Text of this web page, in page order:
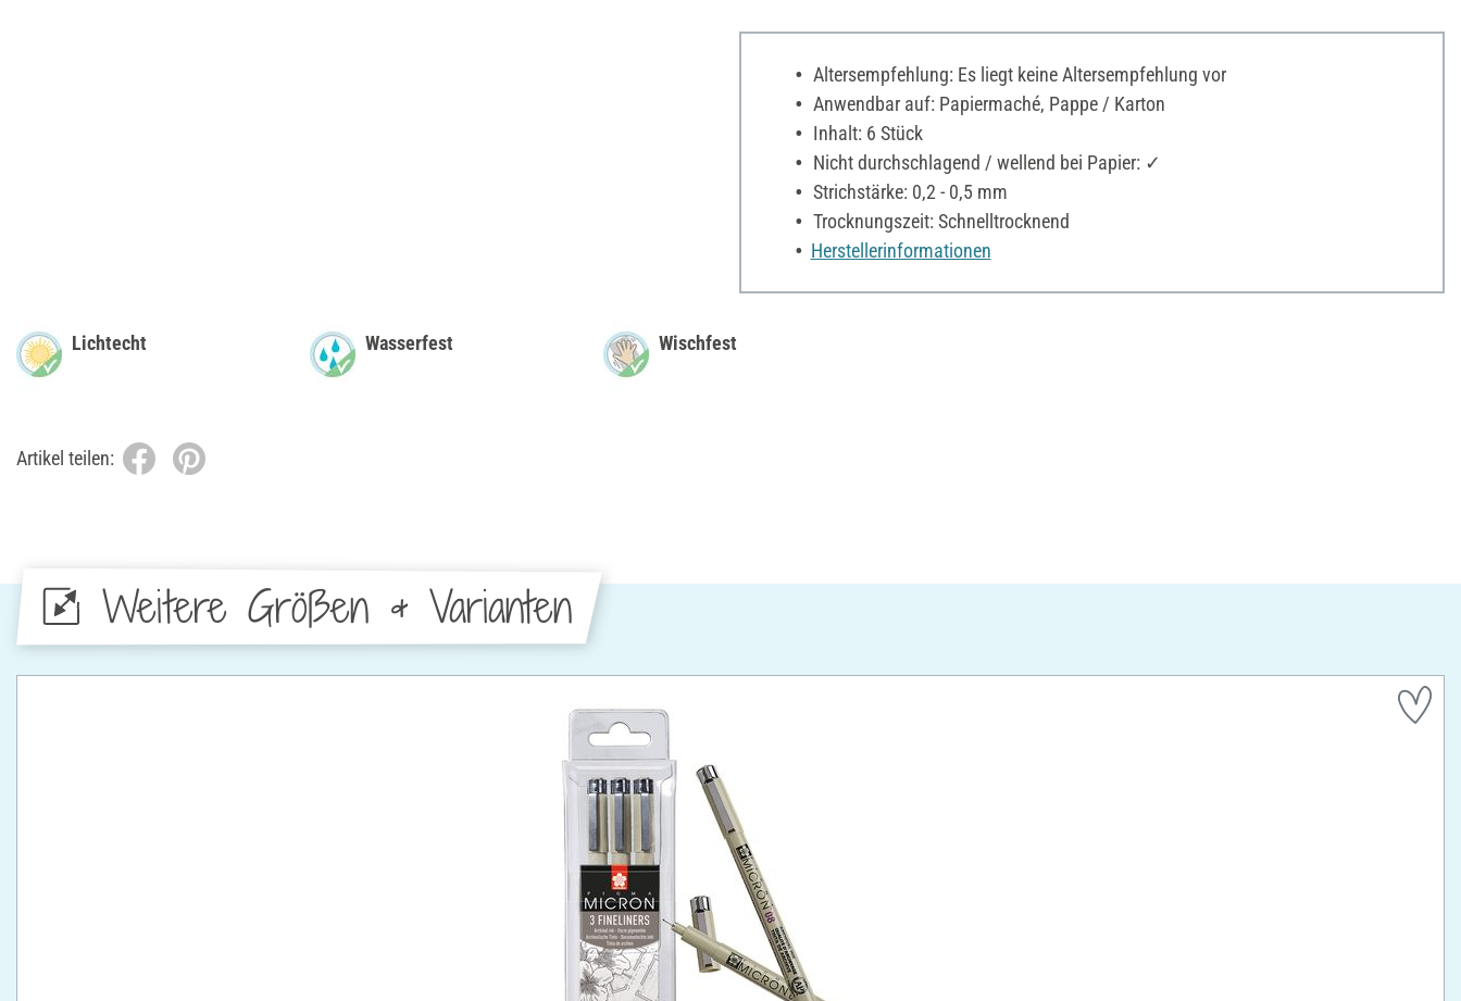
Altersempfehlung: Es liegt keine Altersempfehlung vor
Anwendbar auf: Papiermaché, Pappe / Karton
Inhalt: 6 Stück
Nicht durchschlagend / wellend bei Papier: ✓
Strichstärke: 0,2 - 0,5 mm
Trocknungszeit: Schnelltrocknend
Herstellerinformationen
Lichtecht Wasserfest Wischfest
Artikel teilen:
Weitere Größen & Varianten